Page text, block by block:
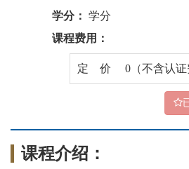
学分： 学分
课程费用：
定 价 0（不含认证
课程介绍：